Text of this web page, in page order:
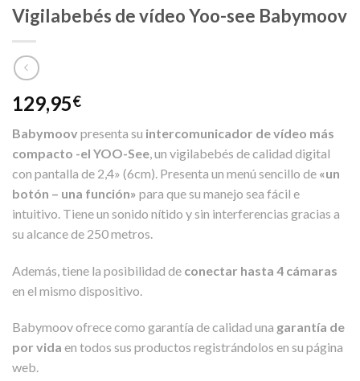
Vigilabebés de vídeo Yoo-see Babymoov
129,95€
Babymoov presenta su intercomunicador de vídeo más
compacto -el YOO-See, un vigilabebés de calidad digital
con pantalla de 2,4» (6cm). Presenta un menú sencillo de «un
botón – una función» para que su manejo sea fácil e
intuitivo. Tiene un sonido nítido y sin interferencias gracias a
su alcance de 250 metros.
Además, tiene la posibilidad de conectar hasta 4 cámaras
en el mismo dispositivo.
Babymoov ofrece como garantía de calidad una garantía de
por vida en todos sus productos registrándolos en su página
web.